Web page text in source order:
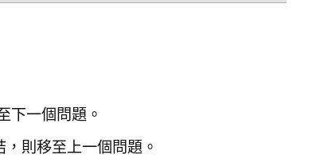
下一個問題。
則移至上一個問題。